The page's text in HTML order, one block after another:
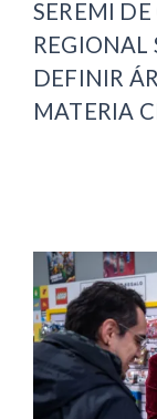
SEREMI
REGIONAL
DEFINIR
MATERIA